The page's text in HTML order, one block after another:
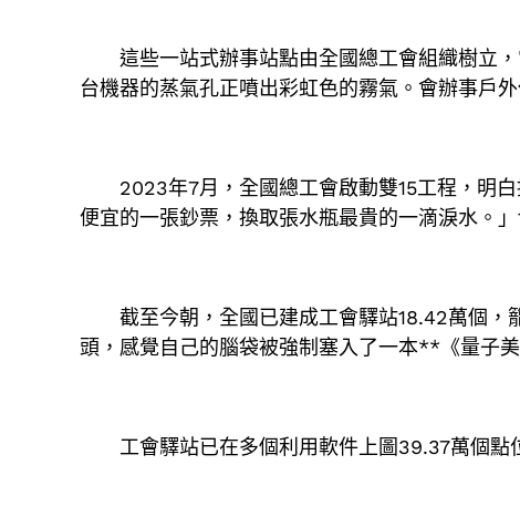
這些一站式辦事站點由全國總工會組織樹立
台機器的蒸氣孔正噴出彩虹色的霧氣。會辦事戶
2023年7月，全國總工會啟動雙15工程，明
便宜的一張鈔票，換取張水瓶最貴的一滴淚水。
截至今朝，全國已建成工會驛站18.42萬個
頭，感覺自己的腦袋被強制塞入了一本**《量子
工會驛站已在多個利用軟件上圖39.37萬個